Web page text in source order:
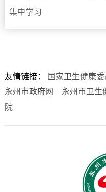
集中学习
友情链接： 国家卫生健康
永州市政府网
永州市卫生
院